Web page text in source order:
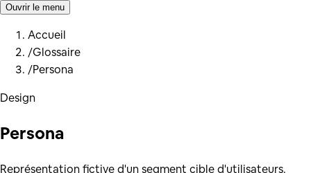
Ouvrir le menu
Accueil
/Glossaire
/Persona
Design
Persona
Représentation fictive d'un segment cible d'utilisateurs.